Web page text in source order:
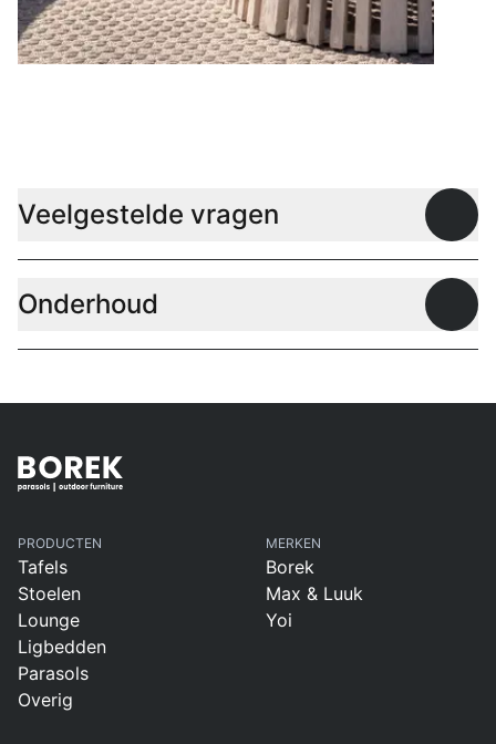
Veelgestelde vragen
Onderhoud
PRODUCTEN
Tafels
Stoelen
Lounge
Ligbedden
Parasols
Overig
MERKEN
Borek
Max & Luuk
Yoi